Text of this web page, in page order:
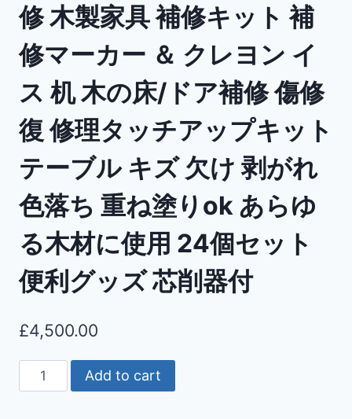
修 木製家具 補修キット 補
修マーカー ＆ クレヨン イ
ス 机 木の床/ドア補修 傷修
復 修理タッチアップキット
テーブル キズ 欠け 剥がれ
色落ち 重ね塗りok あらゆ
る木材に使用 24個セット
便利グッズ 芯削器付
£4,500.00
Add to cart